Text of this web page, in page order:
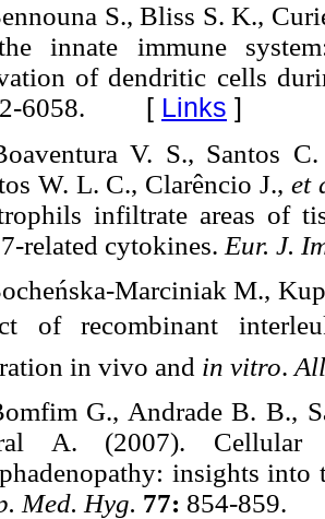
S., Bliss S. K.,
innate immune
of dendritic cells
6058. [ Links ]
V. S., Santos
W. L. C., Clarêncio J., et
infiltrate areas of
related cytokines. Eur. J.
Marciniak M.,
of recombinant
in vivo and in vitro.
G., Andrade B. B.,
A. (2007). Cellular
insights into
Med. Hyg. 77: 854-859.